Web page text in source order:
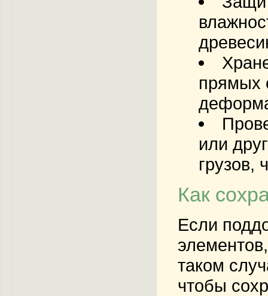
прямых
или
грузов,
Как
Если
таком
чтобы